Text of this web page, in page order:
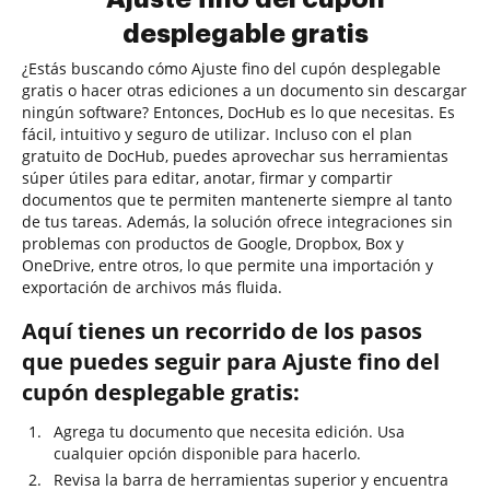
desplegable gratis
¿Estás buscando cómo Ajuste fino del cupón desplegable
gratis o hacer otras ediciones a un documento sin descargar
ningún software? Entonces, DocHub es lo que necesitas. Es
fácil, intuitivo y seguro de utilizar. Incluso con el plan
gratuito de DocHub, puedes aprovechar sus herramientas
súper útiles para editar, anotar, firmar y compartir
documentos que te permiten mantenerte siempre al tanto
de tus tareas. Además, la solución ofrece integraciones sin
problemas con productos de Google, Dropbox, Box y
OneDrive, entre otros, lo que permite una importación y
exportación de archivos más fluida.
Aquí tienes un recorrido de los pasos
que puedes seguir para Ajuste fino del
cupón desplegable gratis:
Agrega tu documento que necesita edición. Usa
cualquier opción disponible para hacerlo.
Revisa la barra de herramientas superior y encuentra